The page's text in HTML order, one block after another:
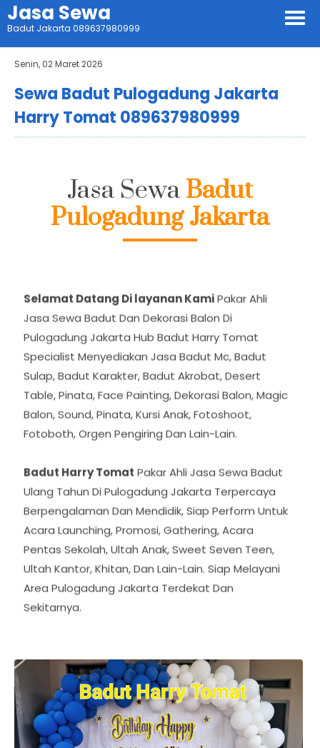
Jasa Sewa
Badut Jakarta 089637980999
Senin, 02 Maret 2026
Sewa Badut Pulogadung Jakarta
Harry Tomat 089637980999
Jasa Sewa Badut
Pulogadung Jakarta
Selamat Datang Di layanan KamiPakar Ahli
Jasa Sewa Badut Dan Dekorasi Balon Di
Pulogadung Jakarta Hub Badut Harry Tomat
Specialist Menyediakan Jasa Badut Mc, Badut
Sulap, Badut Karakter, Badut Akrobat, Desert
Table, Pinata, Face Painting, Dekorasi Balon, Magic
Balon, Sound, Pinata, Kursi Anak, Fotoshoot,
Fotoboth, Orgen Pengiring Dan Lain-Lain.
Badut Harry Tomat Pakar Ahli Jasa Sewa Badut
Ulang Tahun Di Pulogadung Jakarta Terpercaya
Berpengalaman Dan Mendidik, Siap Perform Untuk
Acara Launching, Promosi, Gathering, Acara
Pentas Sekolah, Ultah Anak, Sweet Seven Teen,
Ultah Kantor, Khitan, Dan Lain-Lain. Siap Melayani
Area Pulogadung Jakarta Terdekat Dan
Sekitarnya.